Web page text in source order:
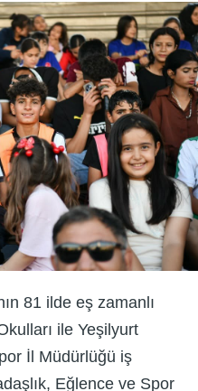
81 ilde eş zamanlı
ile Yeşilyurt
İl Müdürlüğü iş
Eğlence ve Spor